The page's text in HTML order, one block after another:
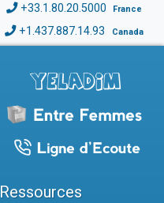
+33.1.80.20.5000 France
+1.437.887.14.93 Canada
Ressources